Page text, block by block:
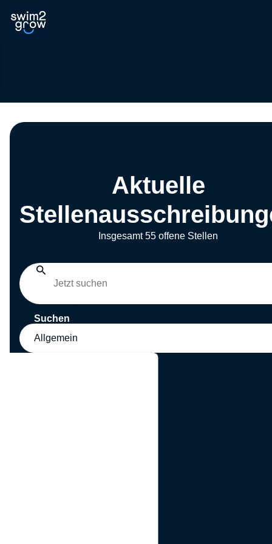
Aktuelle
Insgesamt 55 offene Stellen
Suchen
Allgemein